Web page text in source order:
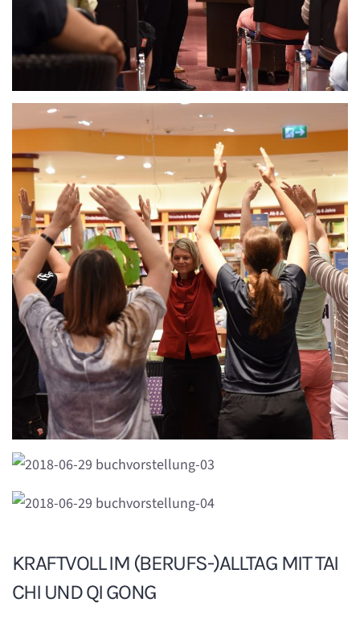
KRAFTVOLL IM (BERUFS-)ALLTAG MIT TAI
CHI UND QI GONG